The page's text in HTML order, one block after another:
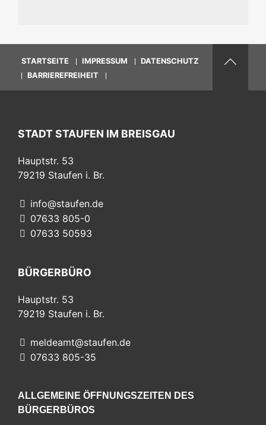
STARTSEITE IMPRESSUM
DATENSCHUTZ
BARRIEREFREIHEIT
STADT STAUFEN IM BREISGAU
Hauptstr. 53
79219 Staufen i. Br.
info@staufen.de
07633 805-0
07633 50593
BÜRGERBÜRO
Hauptstr. 53
79219 Staufen i. Br.
meldeamt@staufen.de
07633 805-35
ALLGEMEINE ÖFFNUNGSZEITEN DES
BÜRGERBÜROS